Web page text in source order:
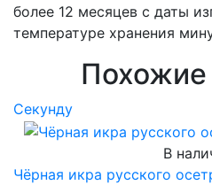
более 12 месяцев с даты
температуре хранения
Похожие
Cекунду
В
Чёрная икра русского